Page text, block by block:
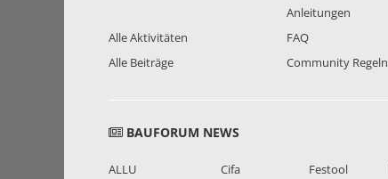
Alle Aktivitäten
Alle Beiträge
Anleitungen
FAQ
Community Regeln
BAUFORUM NEWS
ALLU
Cifa
Festool